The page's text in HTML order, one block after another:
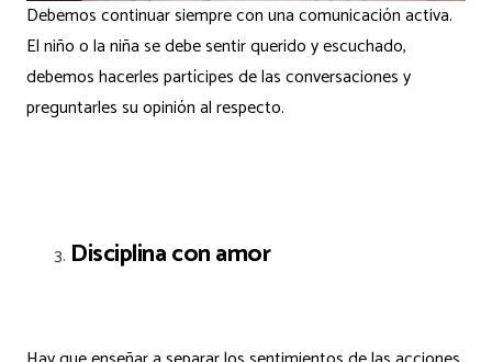
Debemos continuar siempre con una comunicación activa.
El niño o la niña se debe sentir querido y escuchado,
debemos hacerles partícipes de las conversaciones y
preguntarles su opinión al respecto.
Disciplina con amor